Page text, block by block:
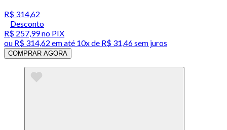
R$ 314,62
Desconto
R$ 257,99no PIX
ou R$ 314,62 em até 10x de R$ 31,46 sem juros
COMPRAR AGORA